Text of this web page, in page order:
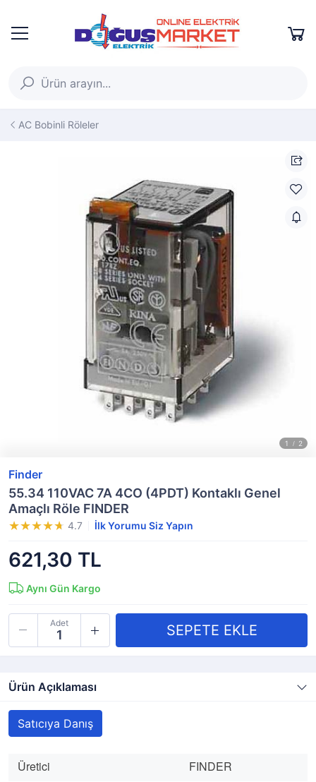
AC Bobinli Röleler
Finder
55.34 110VAC 7A 4CO (4PDT) Kontaklı Genel
Amaçlı Röle FINDER
4.7 İlk Yorumu Siz Yapın
621,30 TL
Aynı Gün Kargo
Adet
Ürün Açıklaması
Satıcıya Danış
Üretici
FINDER